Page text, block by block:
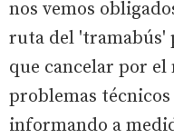
nos vemos
ruta del 'tramabús'
que cancelar por
problemas
informando a